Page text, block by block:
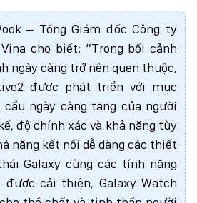
– Tổng Giám đốc Công ty
cho biết: “Trong bối cảnh
ngày càng trở nên quen thuộc,
được phát triển với mục
ngày càng tăng của người
độ chính xác và khả năng tùy
năng kết nối dễ dàng các thiết
Galaxy cùng các tính năng
được cải thiện, Galaxy Watch